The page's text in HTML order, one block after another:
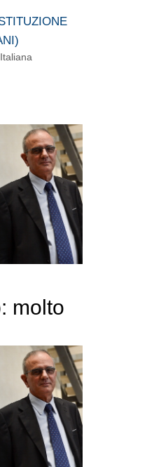
molto